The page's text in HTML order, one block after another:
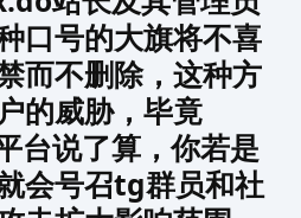
口号的大旗将不喜
而不删除，这种方
的威胁，毕竟
台说了算，你若是
会号召tg群员和社